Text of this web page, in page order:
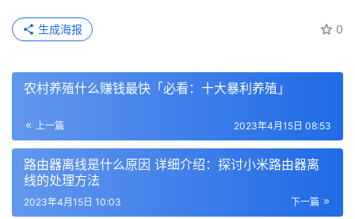
0
生成海报
农村养殖什么赚钱最快「必看：十大暴利养殖」
上一篇 2023年4月15日 08:53
路由器离线是什么原因 详细介绍：探讨小米路由器离
线的处理方法
下一篇
2023年4月15日 10:03